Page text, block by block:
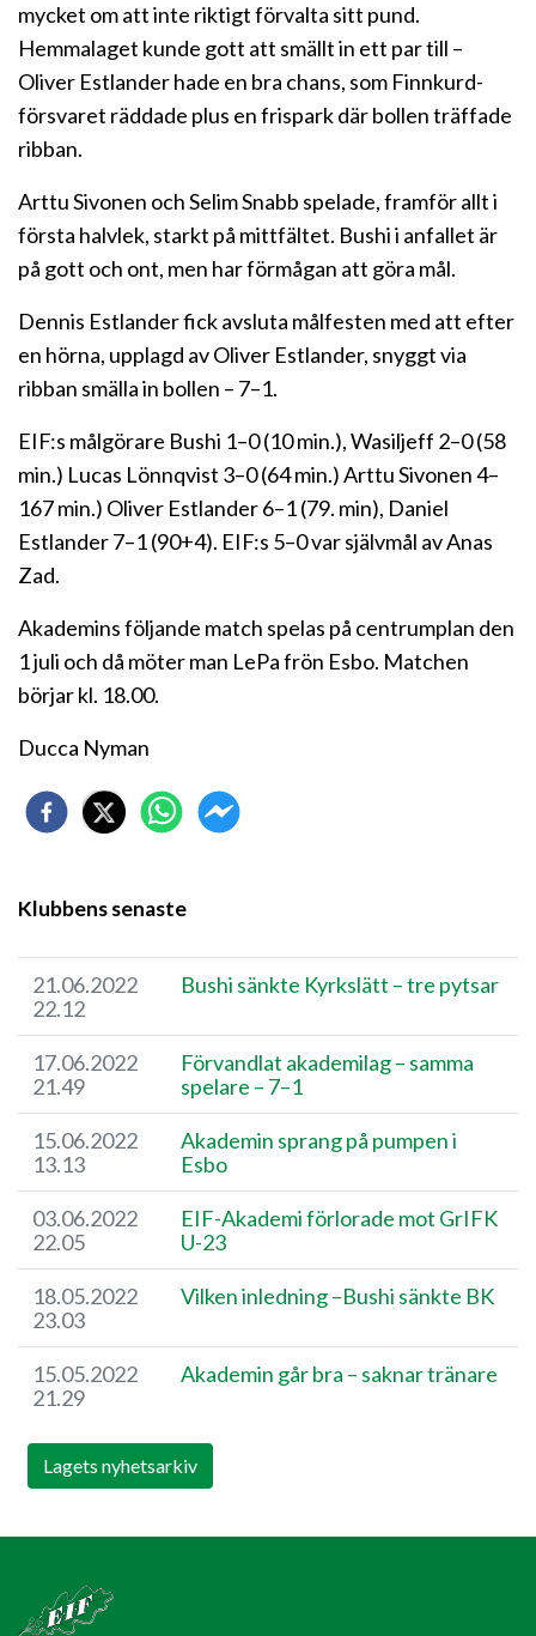
mycket om att inte riktigt förvalta sitt pund.
Hemmalaget kunde gott att smällt in ett par till –
Oliver Estlander hade en bra chans, som Finnkurd-
försvaret räddade plus en frispark där bollen träffade
ribban.
Arttu Sivonen och Selim Snabb spelade, framför allt i
första halvlek, starkt på mittfältet. Bushi i anfallet är
på gott och ont, men har förmågan att göra mål.
Dennis Estlander fick avsluta målfesten med att efter
en hörna, upplagd av Oliver Estlander, snyggt via
ribban smälla in bollen – 7–1.
EIF:s målgörare Bushi 1–0 (10 min.), Wasiljeff 2–0 (58
min.) Lucas Lönnqvist 3–0 (64 min.) Arttu Sivonen 4–
167 min.) Oliver Estlander 6–1 (79. min), Daniel
Estlander 7–1 (90+4). EIF:s 5–0 var självmål av Anas
Zad.
Akademins följande match spelas på centrumplan den
1 juli och då möter man LePa frön Esbo. Matchen
börjar kl. 18.00.
Ducca Nyman
Klubbens senaste
21.06.2022
22.12
Bushi sänkte Kyrkslätt – tre pytsar
17.06.2022
21.49
Förvandlat akademilag – samma
spelare – 7–1
15.06.2022
13.13
Akademin sprang på pumpen i
Esbo
03.06.2022
22.05
EIF-Akademi förlorade mot GrIFK
U-23
18.05.2022
23.03
Vilken inledning –Bushi sänkte BK
15.05.2022
21.29
Akademin går bra – saknar tränare
Lagets nyhetsarkiv